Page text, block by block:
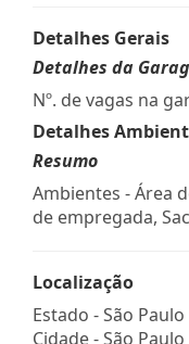
Detalhes Gerais
Detalhes da
Nº. de vagas na
Detalhes
Resumo
Ambientes - Área
de empregada,
Localização
Estado -São Paulo
Cidade -São Paulo